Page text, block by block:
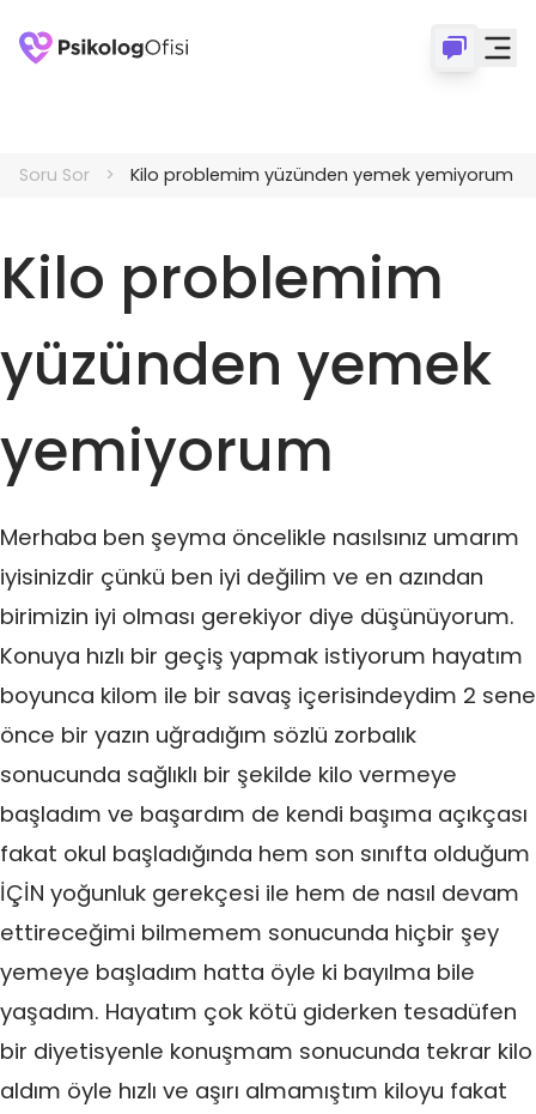
Soru Sor Kilo problemim yüzünden yemek yemiyorum
Kilo problemim
yüzünden yemek
yemiyorum
Merhaba ben şeyma öncelikle nasılsınız umarım
iyisinizdir çünkü ben iyi değilim ve en azından
birimizin iyi olması gerekiyor diye düşünüyorum.
Konuya hızlı bir geçiş yapmak istiyorum hayatım
boyunca kilom ile bir savaş içerisindeydim 2 sene
önce bir yazın uğradığım sözlü zorbalık
sonucunda sağlıklı bir şekilde kilo vermeye
başladım ve başardım de kendi başıma açıkçası
fakat okul başladığında hem son sınıfta olduğum
İÇİN yoğunluk gerekçesi ile hem de nasıl devam
ettireceğimi bilmemem sonucunda hiçbir şey
yemeye başladım hatta öyle ki bayılma bile
yaşadım. Hayatım çok kötü giderken tesadüfen
bir diyetisyenle konuşmam sonucunda tekrar kilo
aldım öyle hızlı ve aşırı almamıştım kiloyu fakat